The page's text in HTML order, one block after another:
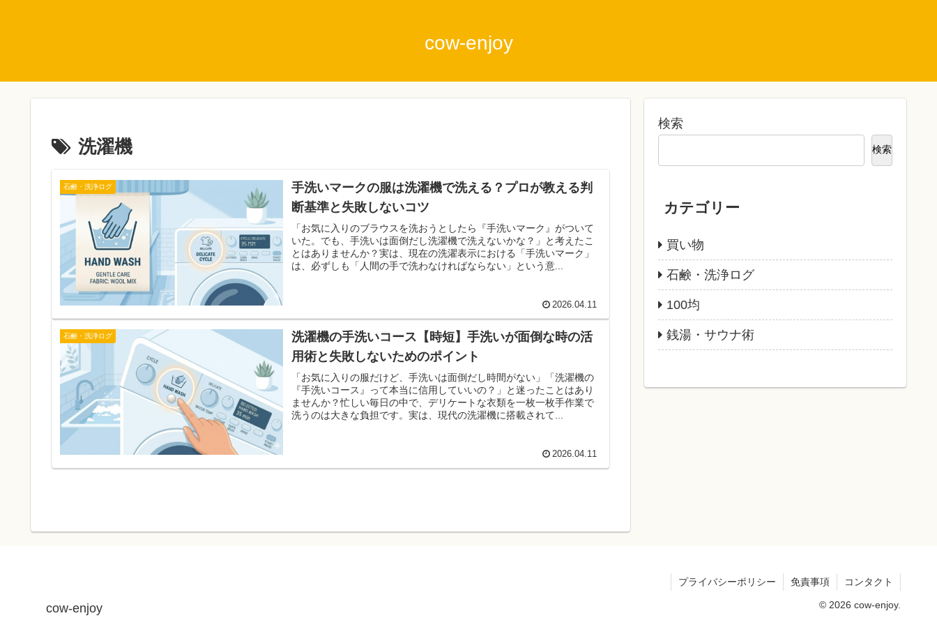
cow-enjoy
洗濯機
石鹸・洗浄ログ
手洗いマークの服は洗濯機で洗える？プロが教える判
断基準と失敗しないコツ
「お気に入りのブラウスを洗おうとしたら『手洗いマーク』がついて
いた。でも、手洗いは面倒だし洗濯機で洗えないかな？」と考えたこ
とはありませんか？実は、現在の洗濯表示における「手洗いマーク」
は、必ずしも「人間の手で洗わなければならない」という意...
2026.04.11
石鹸・洗浄ログ
洗濯機の手洗いコース【時短】手洗いが面倒な時の活
用術と失敗しないためのポイント
「お気に入りの服だけど、手洗いは面倒だし時間がない」「洗濯機の
『手洗いコース』って本当に信用していいの？」と迷ったことはあり
ませんか？忙しい毎日の中で、デリケートな衣類を一枚一枚手作業で
洗うのは大きな負担です。実は、現代の洗濯機に搭載されて...
2026.04.11
検索
検索
カテゴリー
買い物
石鹸・洗浄ログ
100均
銭湯・サウナ術
cow-enjoy
プライバシーポリシー 免責事項 コンタクト
© 2026 cow-enjoy.